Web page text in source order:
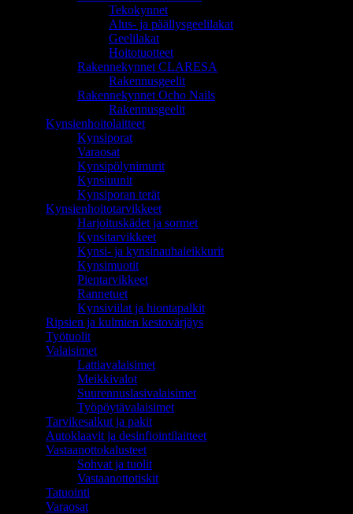
Tekokynnet
Alus- ja päällysgeelilakat
Geelilakat
Hoitotuotteet
Rakennekynnet CLARESA
Rakennusgeelit
Rakennekynnet Ocho Nails
Rakennusgeelit
Kynsienhoitolaitteet
Kynsiporat
Varaosat
Kynsipölynimurit
Kynsiuunit
Kynsiporan terät
Kynsienhoitotarvikkeet
Harjoituskädet ja sormet
Kynsitarvikkeet
Kynsi- ja kynsinauhaleikkurit
Kynsimuotit
Pientarvikkeet
Rannetuet
Kynsiviilat ja hiontapalkit
Ripsien ja kulmien kestovärjäys
Työtuolit
Valaisimet
Lattiavalaisimet
Meikkivalot
Suurennuslasivalaisimet
Työpöytävalaisimet
Tarvikesalkut ja pakit
Autoklaavit ja desinfiointilaitteet
Vastaanottokalusteet
Sohvat ja tuolit
Vastaanottotiskit
Tatuointi
Varaosat